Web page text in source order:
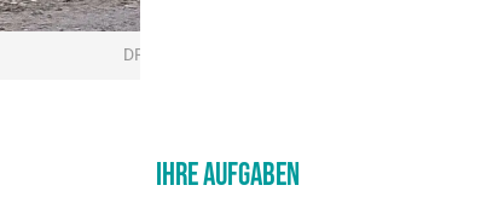
DR. PIPE HAMBURG GMBH
Ihre Aufgaben